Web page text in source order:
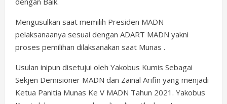
Mengusulkan saat memilih Presiden MADN
pelaksanaanya sesuai dengan ADART MADN yakni
proses pemilihan dilaksanakan saat Munas .
Usulan inipun disetujui oleh Yakobus Kumis Sebagai
Sekjen Demisioner MADN dan Zainal Arifin yang menjadi
Ketua Panitia Munas Ke V MADN Tahun 2021. Yakobus